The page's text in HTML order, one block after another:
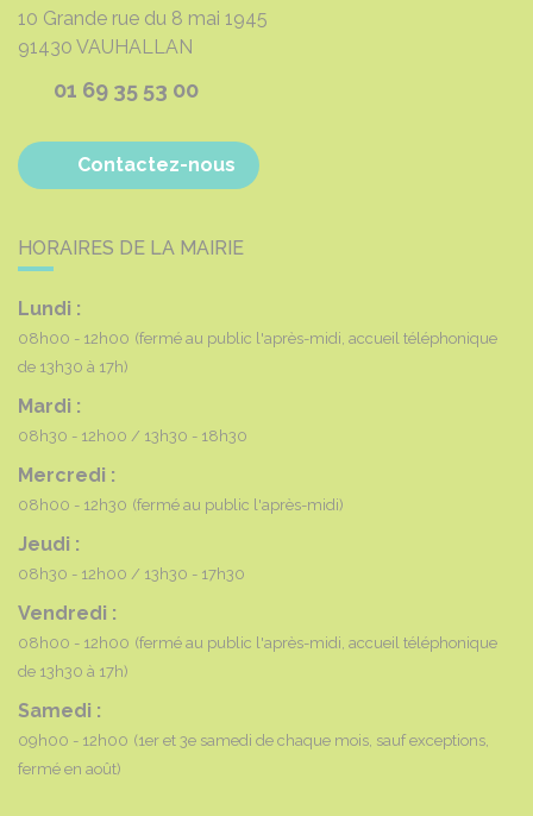
10 Grande rue du 8 mai 1945
91430 VAUHALLAN
01 69 35 53 00
Contactez-nous
HORAIRES DE LA MAIRIE
Lundi :
08h00 - 12h00 (fermé au public l'après-midi, accueil téléphonique
de 13h30 à 17h)
Mardi :
08h30 - 12h00 13h30 - 18h30
Mercredi :
08h00 - 12h30 (fermé au public l'après-midi)
Jeudi :
08h30 - 12h00 13h30 - 17h30
Vendredi :
08h00 - 12h00 (fermé au public l'après-midi, accueil téléphonique
de 13h30 à 17h)
Samedi :
09h00 - 12h00 (1er et 3e samedi de chaque mois, sauf exceptions,
fermé en août)